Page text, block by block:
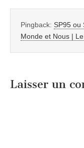
Pingback: SP95 ou
Monde et Nous |
Laisser un